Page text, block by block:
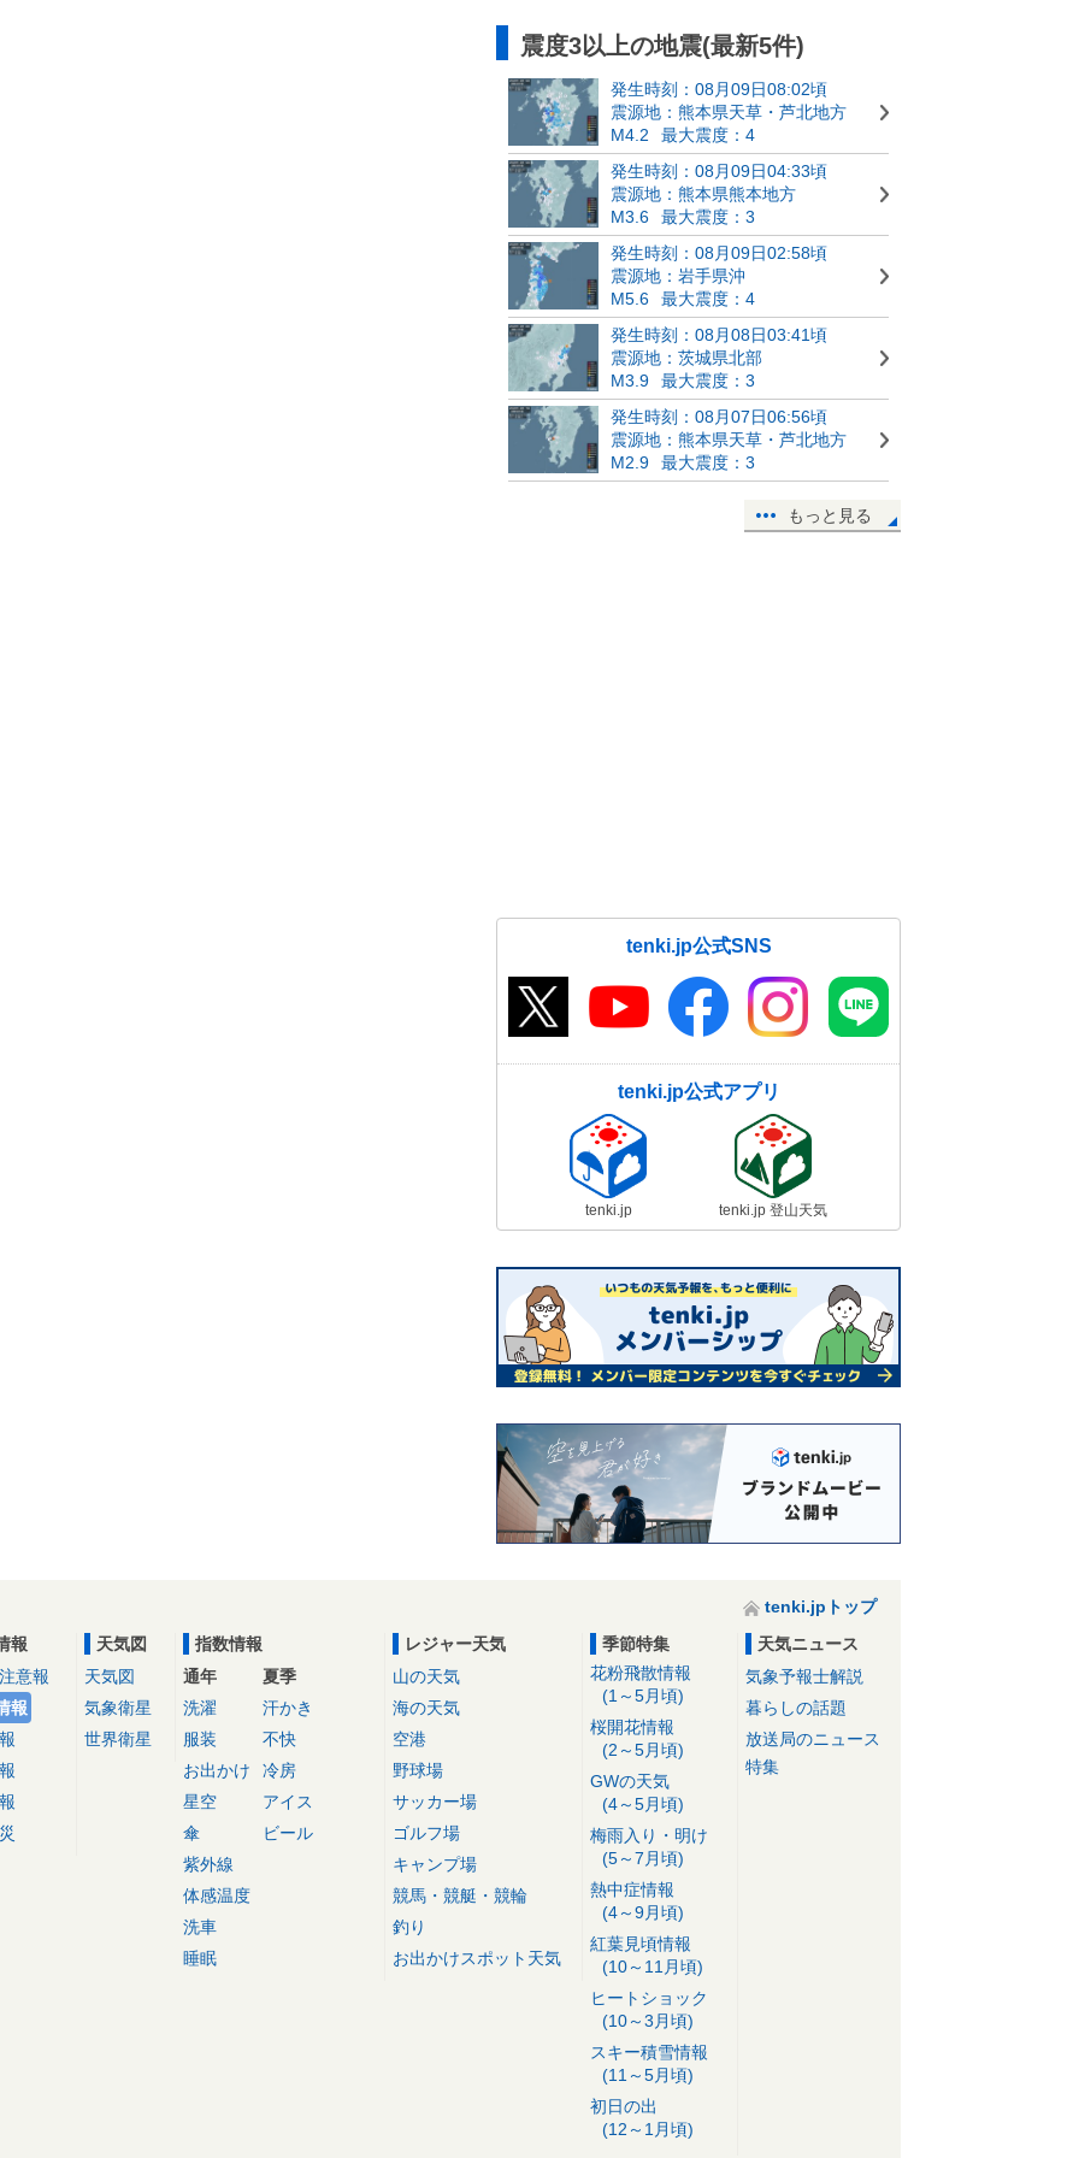
震度3以上の地震(最新5件)
発生時刻：08月09日08:02頃
震源地：熊本県天草・芦北地方
M4.2
最大震度：4
発生時刻：08月09日04:33頃
震源地：熊本県熊本地方
M3.6
最大震度：3
発生時刻：08月09日02:58頃
震源地：岩手県沖
M5.6
最大震度：4
発生時刻：08月08日03:41頃
震源地：茨城県北部
M3.9
最大震度：3
発生時刻：08月07日06:56頃
震源地：熊本県天草・芦北地方
M2.9
最大震度：3
もっと見る
tenki.jp公式SNS
tenki.jp公式アプリ
tenki.jp tenki.jp 登山天気
tenki.jpトップ
報
意報
報
天気図
天気図
気象衛星
世界衛星
指数情報
通年
洗濯
服装
お出かけ
星空
傘
紫外線
体感温度
洗車
睡眠
夏季
汗かき
不快
冷房
アイス
ビール
レジャー天気
山の天気
海の天気
空港
野球場
サッカー場
ゴルフ場
キャンプ場
競馬・競艇・競輪
釣り
お出かけスポット天気
季節特集
花粉飛散情報
(1～5月頃)
桜開花情報
(2～5月頃)
GWの天気
(4～5月頃)
梅雨入り・明け
(5～7月頃)
熱中症情報
(4～9月頃)
紅葉見頃情報
(10～11月頃)
ヒートショック
(10～3月頃)
スキー積雪情報
(11～5月頃)
初日の出
(12～1月頃)
天気ニュース
気象予報士解説
暮らしの話題
放送局のニュース
特集